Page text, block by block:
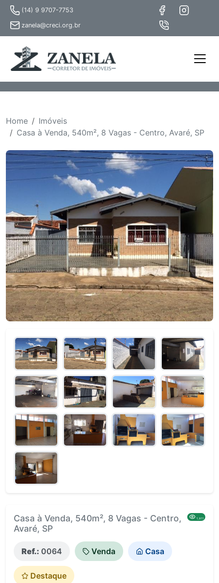
(14) 9 9707-7753
zanela@creci.org.br
Home
Imóveis
Casa à Venda, 540m², 8 Vagas - Centro, Avaré, SP
Casa à Venda, 540m², 8 Vagas - Centro,
Avaré, SP
1,911
Ref.: 0064 Venda Casa
Destaque